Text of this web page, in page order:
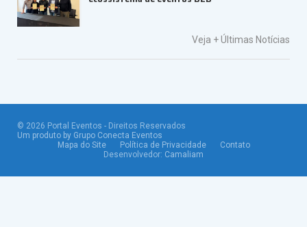
Veja +Últimas Notícias
© 2026 Portal Eventos - Direitos Reservados
Um produto by Grupo Conecta Eventos
Mapa do Site
Política de Privacidade
Contato
Desenvolvedor: Camaliam